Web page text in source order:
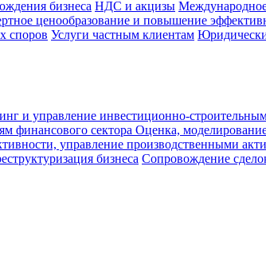
бизнеса НДС и акцизы
ценообразование и повышение
споров Услуги частным клиентам
и управление инвестиционно-
финансового сектора Оценка,
управление производственными
бизнеса Сопровождение